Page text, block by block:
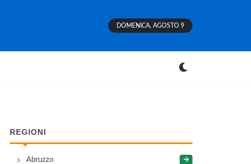
DOMENICA, AGOSTO 9
REGIONI
Abruzzo